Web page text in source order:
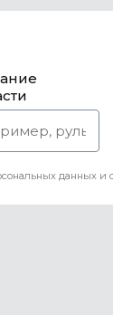
данных и